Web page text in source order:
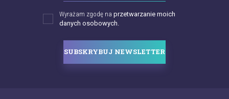
Wyrażam zgodę na przetwarzanie moich
danych osobowych.
SUBSKRYBUJ NEWSLETTER